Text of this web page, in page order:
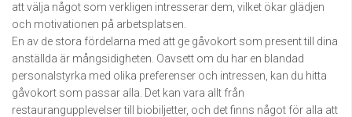
att välja något som verkligen intresserar dem, vilket ökar glädjen
och motivationen på arbetsplatsen.
En av de stora fördelarna med att ge gåvokort som present till dina
anställda är mångsidigheten. Oavsett om du har en blandad
personalstyrka med olika preferenser och intressen, kan du hitta
gåvokort som passar alla. Det kan vara allt från
restaurangupplevelser till biobiljetter, och det finns något för alla att